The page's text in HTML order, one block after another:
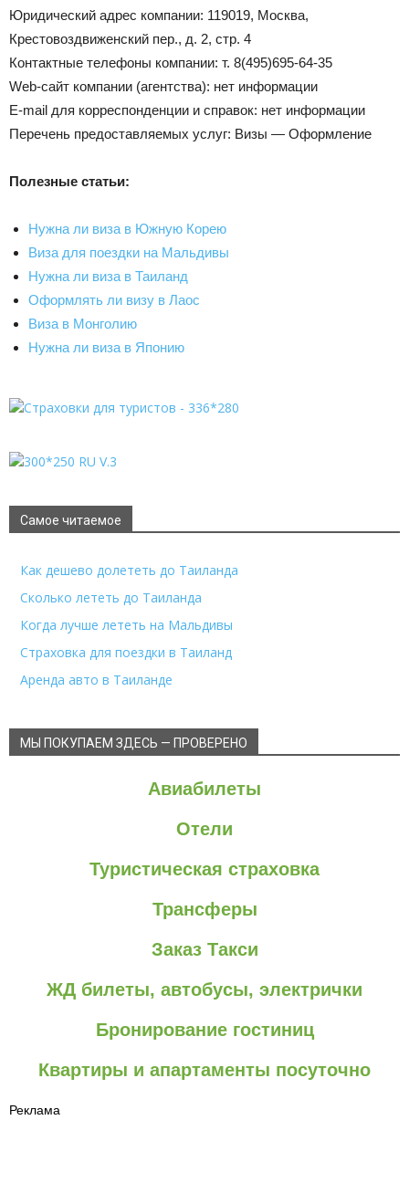
Юридический адрес компании: 119019, Москва,
Крестовоздвиженский пер., д. 2, стр. 4
Контактные телефоны компании: т. 8(495)695-64-35
Web-сайт компании (агентства): нет информации
Е-mail для корреспонденции и справок: нет информации
Перечень предоставляемых услуг: Визы — Оформление
Полезные статьи:
Нужна ли виза в Южную Корею
Виза для поездки на Мальдивы
Нужна ли виза в Таиланд
Оформлять ли визу в Лаос
Виза в Монголию
Нужна ли виза в Японию
Самое читаемое
Как дешево долететь до Таиланда
Сколько лететь до Таиланда
Когда лучше лететь на Мальдивы
Страховка для поездки в Таиланд
Аренда авто в Таиланде
МЫ ПОКУПАЕМ ЗДЕСЬ — ПРОВЕРЕНО
Авиабилеты
Отели
Туристическая страховка
Трансферы
Заказ Такси
ЖД билеты, автобусы, электрички
Бронирование гостиниц
Квартиры и апартаменты посуточно
Реклама